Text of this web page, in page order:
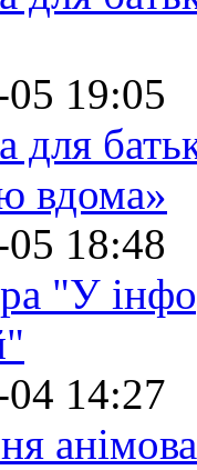
19:05
для
вдома»
18:48
"У
14:27